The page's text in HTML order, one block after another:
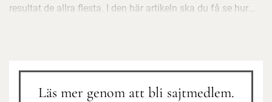
resultat de allra flesta. I den här artikeln ska du få se hur
läsa mer.
Läs mer genom att bli sajtmedlem.